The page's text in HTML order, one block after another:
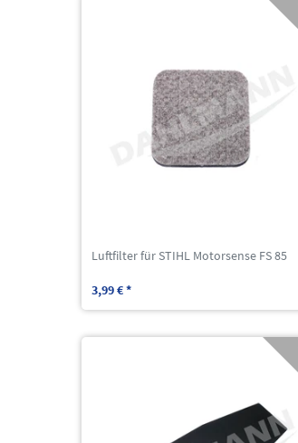
Luftfilter für STIHL Motorsense FS 85
3,99 € *